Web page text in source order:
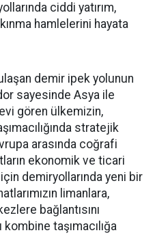
ciddi yatırım,
hamlelerini hayata
demir ipek yolunun
sayesinde Asya ile
gören ülkemizin,
stratejik
arasında coğrafi
ekonomik ve ticari
demiryollarında yeni bir
limanlara,
bağlantısını
taşımacılığa